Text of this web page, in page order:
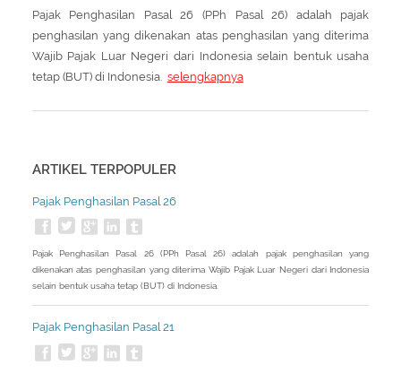
Pajak Penghasilan Pasal 26 (PPh Pasal 26) adalah pajak
penghasilan yang dikenakan atas penghasilan yang diterima
Wajib Pajak Luar Negeri dari Indonesia selain bentuk usaha
tetap (BUT) di Indonesia. selengkapnya
ARTIKEL TERPOPULER
Pajak Penghasilan Pasal 26
Pajak Penghasilan Pasal 26 (PPh Pasal 26) adalah pajak penghasilan yang
dikenakan atas penghasilan yang diterima Wajib Pajak Luar Negeri dari Indonesia
selain bentuk usaha tetap (BUT) di Indonesia.
Pajak Penghasilan Pasal 21